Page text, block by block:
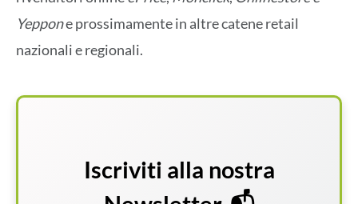
Yeppone prossimamente in altre catene retail
nazionali e regionali.
Iscriviti alla nostra